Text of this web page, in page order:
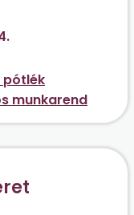
óráig,
vasárnap
pótlék
munkarend